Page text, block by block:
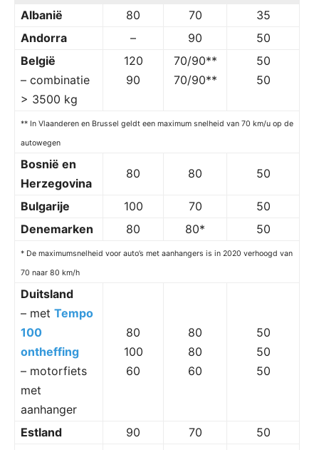
Albanië
80 70
35
Andorra
– 90
50
België
– combinatie
> 3500 kg
120
90
70/90**
70/90**
50
50
** In Vlaanderen en Brussel geldt een maximum snelheid van 70 km/u op de
autowegen
Bosnië en
Herzegovina
80 80 50
Bulgarije 100 70
50
Denemarken
80 80* 50
* De maximumsnelheid voor auto’s met aanhangers is in 2020 verhoogd van
70 naar 80 km/h
Duitsland
– met Tempo
100
ontheffing
– motorfiets
met
aanhanger
80
100
60
80
80
60
50
50
50
Estland 90 70
50